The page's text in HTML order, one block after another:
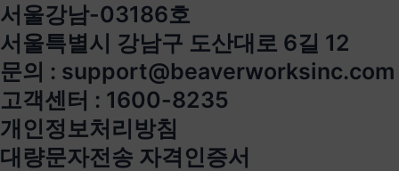
서울강남-03186호
서울특별시 강남구 도산대로 6길 12
문의 : support@beaverworksinc.com
고객센터 : 1600-8235
개인정보처리방침
대량문자전송 자격인증서